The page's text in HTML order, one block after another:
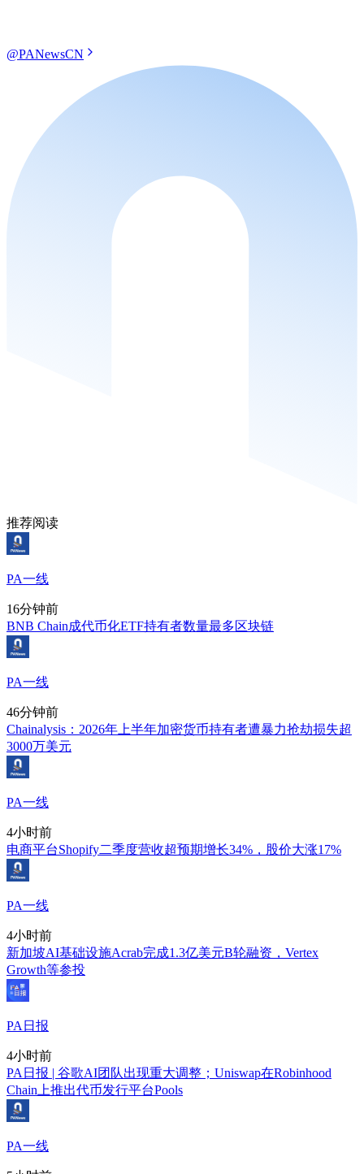
@PANewsCN
推荐阅读
PA一线
16分钟前
BNB Chain成代币化ETF持有者数量最多区块链
PA一线
46分钟前
Chainalysis：2026年上半年加密货币持有者遭暴力抢劫损失超
3000万美元
PA一线
4小时前
电商平台Shopify二季度营收超预期增长34%，股价大涨17%
PA一线
4小时前
新加坡AI基础设施Acrab完成1.3亿美元B轮融资，Vertex
Growth等参投
PA日报
4小时前
PA日报 | 谷歌AI团队出现重大调整；Uniswap在Robinhood
Chain上推出代币发行平台Pools
PA一线